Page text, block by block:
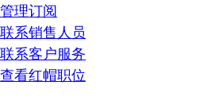
管理订阅
联系销售人员
联系客户服务
查看红帽职位